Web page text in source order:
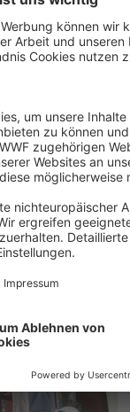
den